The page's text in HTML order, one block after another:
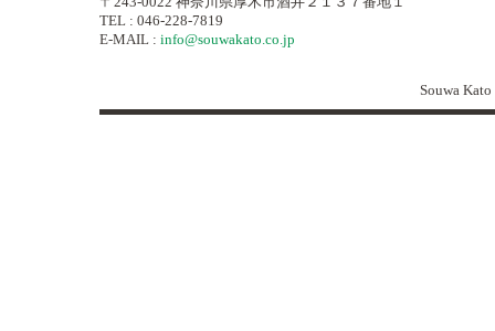
TEL : 046-228-7819
E-MAIL : info@souwakato.co.jp
Souwa